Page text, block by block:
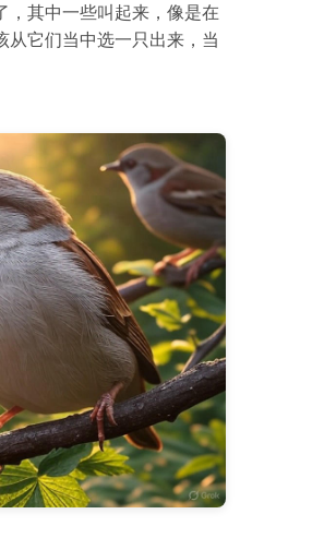
，其中一些叫起来，像是在
它们当中选一只出来，当